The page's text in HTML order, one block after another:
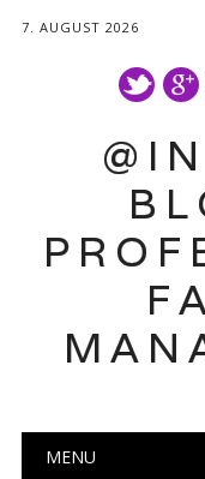
7. AUGUST 2026
Main
MENU